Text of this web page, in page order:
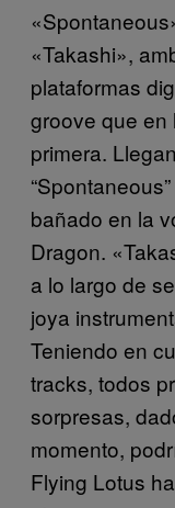
«Takashi»,
plataformas
groove que en
primera.
bañado en la
Dragon.
a lo largo de
joya
Teniendo en
tracks, todos
sorpresas,
momento,
Flying Lotus